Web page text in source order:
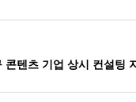
텐츠 기업 상시 컨설팅